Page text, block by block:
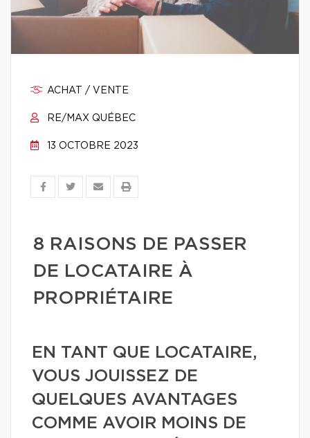
ACHAT / VENTE
RE/MAX QUÉBEC
13 OCTOBRE 2023
8 RAISONS DE PASSER
DE LOCATAIRE À
PROPRIÉTAIRE
EN TANT QUE LOCATAIRE,
VOUS JOUISSEZ DE
QUELQUES AVANTAGES
COMME AVOIR MOINS DE